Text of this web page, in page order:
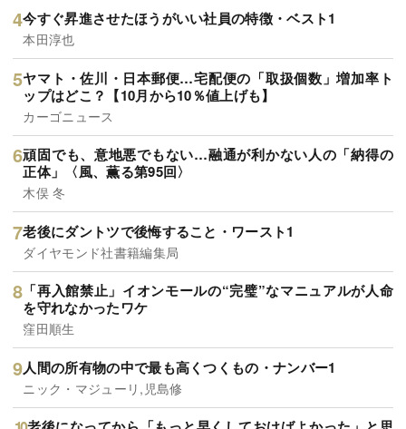
今すぐ昇進させたほうがいい社員の特徴・ベスト1
本田淳也
ヤマト・佐川・日本郵便…宅配便の「取扱個数」増加率ト
ップはどこ？【10月から10％値上げも】
カーゴニュース
頑固でも、意地悪でもない…融通が利かない人の「納得の
正体」〈風、薫る第95回〉
木俣 冬
老後にダントツで後悔すること・ワースト1
ダイヤモンド社書籍編集局
「再入館禁止」イオンモールの“完璧”なマニュアルが人命
を守れなかったワケ
窪田順生
人間の所有物の中で最も高くつくもの・ナンバー1
ニック・マジューリ,児島修